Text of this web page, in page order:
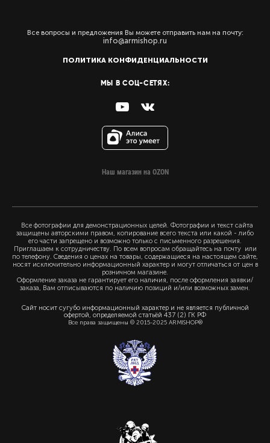
Все вопросы и предложения Вы можете отправить нам на почту:
info@armishop.ru
ПОЛИТИКА КОНФИДЕНЦИАЛЬНОСТИ
МЫ В СОЦ-СЕТЯХ:
Наш магазин на OZON
Все фотографии для демонстрационных целей. Фотографии и текст сайта
защищены авторскими правом, копирование всего текста или какой - либо
его части запрещено и возможно только с письменного разрешения.
Приглашаем к сотрудничеству. По всем вопросам обращайтесь на почту или
по телефону. Сведения о ценах на товары, содержащиеся на настоящем сайте,
носят исключительно информационный характер и могут отличаться от цен в
розничном магазине.
Оформление заказа не гарантирует его наличия, после оформления заявки/
заказа, Вам отписываются по наличию позиций и/или возможных замен.
Сайт носит сугубо информационный характер и не является публичной
офертой, определяемой статьёй 437 (2) ГК РФ
Все права защищены © 2015-2025 ARMISHOP®